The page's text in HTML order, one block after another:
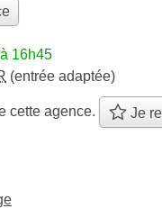
16h45
(entrée adaptée)
cette agence. Je